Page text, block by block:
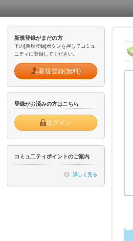
新規登録がまだの方
下の[新規登録]ボタンを押してコミュ
ニティに登録してください。
新規登録(無料)
登録がお済みの方はこちら
ログイン
コミュ二ティポイントのご案内
詳しく見る